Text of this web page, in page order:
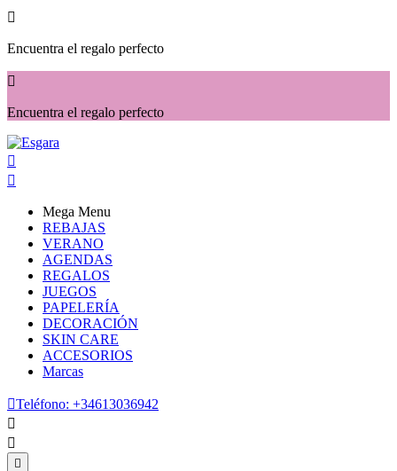

Encuentra el regalo perfecto

Encuentra el regalo perfecto


Mega Menu
REBAJAS
VERANO
AGENDAS
REGALOS
JUEGOS
PAPELERÍA
DECORACIÓN
SKIN CARE
ACCESORIOS
Marcas
Teléfono: +34613036942


